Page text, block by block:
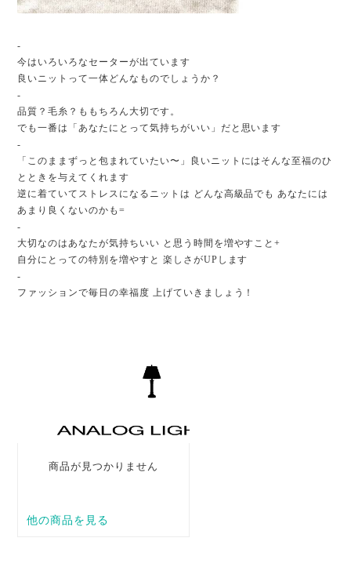
-
今はいろいろなセーターが出ています
良いニットって一体どんなものでしょうか？
-
品質？毛糸？ももちろん大切です。
でも一番は「あなたにとって気持ちがいい」だと思います
-
「このままずっと包まれていたい〜」良いニットにはそんな至福のひ
とときを与えてくれます
逆に着ていてストレスになるニットは どんな高級品でも あなたには
あまり良くないのかも=
-
大切なのはあなたが気持ちいい と思う時間を増やすこと+
自分にとっての特別を増やすと 楽しさがUPします
-
ファッションで毎日の幸福度 上げていきましょう！